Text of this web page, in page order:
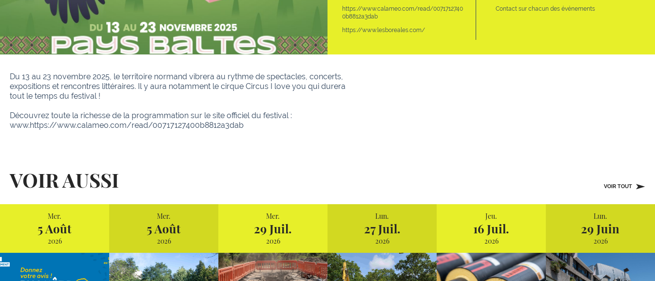
https://www.calameo.com/read/0071712740
0b8812a3dab
https://www.lesboreales.com/
Contact sur chacun des événements
Du 13 au 23 novembre 2025, le territoire normand vibrera au rythme de spectacles, concerts,
expositions et rencontres littéraires. Il y aura notamment le cirque Circus I love you qui durera
tout le temps du festival !
Découvrez toute la richesse de la programmation sur le site officiel du festival :
www.https://www.calameo.com/read/00717127400b8812a3dab
VOIR AUSSI VOIR TOUT
Mer.
5 Août
2026
Mer.
5 Août
2026
Mer.
29 Juil.
2026
Lun.
27 Juil.
2026
Jeu.
16 Juil.
2026
Lun.
29 Juin
2026